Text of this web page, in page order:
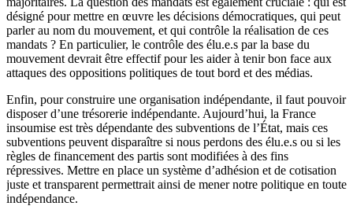
désigné pour mettre en œuvre les décisions démocratiques, qui peut
parler au nom du mouvement, et qui contrôle la réalisation de ces
mandats ? En particulier, le contrôle des élu.e.s par la base du
mouvement devrait être effectif pour les aider à tenir bon face aux
attaques des oppositions politiques de tout bord et des médias.
Enfin, pour construire une organisation indépendante, il faut pouvoir
disposer d’une trésorerie indépendante. Aujourd’hui, la France
insoumise est très dépendante des subventions de l’État, mais ces
subventions peuvent disparaître si nous perdons des élu.e.s ou si les
règles de financement des partis sont modifiées à des fins
répressives. Mettre en place un système d’adhésion et de cotisation
juste et transparent permettrait ainsi de mener notre politique en toute
indépendance.